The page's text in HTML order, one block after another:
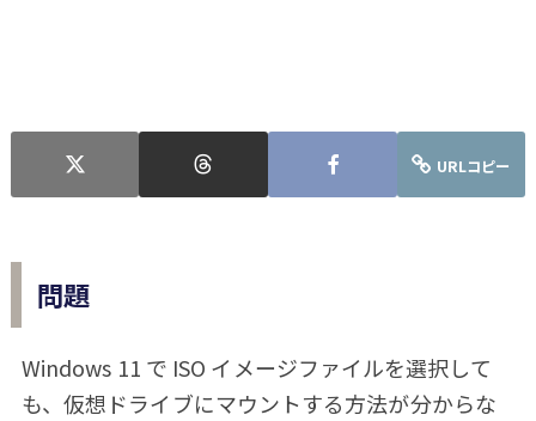
URLコピー
問題
Windows 11 で ISO イメージファイルを選択して
も、仮想ドライブにマウントする方法が分からな